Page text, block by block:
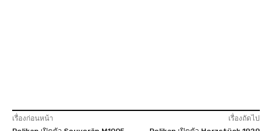
เรื่องก่อนหน้า เรื่องถัดไป